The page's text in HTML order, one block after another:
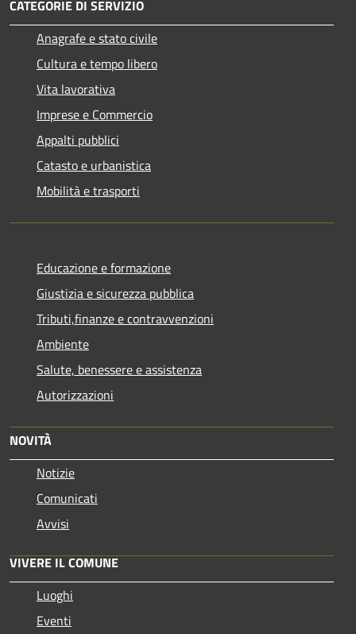
CATEGORIE DI SERVIZIO
Anagrafe e stato civile
Cultura e tempo libero
Vita lavorativa
Imprese e Commercio
Appalti pubblici
Catasto e urbanistica
Mobilità e trasporti
Educazione e formazione
Giustizia e sicurezza pubblica
Tributi,finanze e contravvenzioni
Ambiente
Salute, benessere e assistenza
Autorizzazioni
NOVITÀ
Notizie
Comunicati
Avvisi
VIVERE IL COMUNE
Luoghi
Eventi